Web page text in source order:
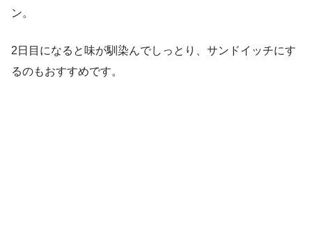
ン。
2日目になると味が馴染んでしっとり、サンドイッチにす
るのもおすすめです。